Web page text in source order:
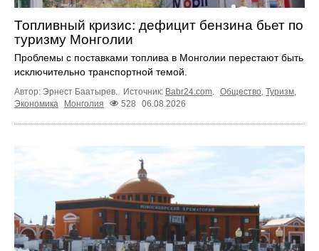
Топливный кризис: дефицит бензина бьет по
туризму Монголии
Проблемы с поставками топлива в Монголии перестают быть
исключительно транспортной темой.
Автор: Эрнест Баатырев. Источник: Babr24.com. Общество, Туризм,
Экономика
Монголия 528 06.08.2026